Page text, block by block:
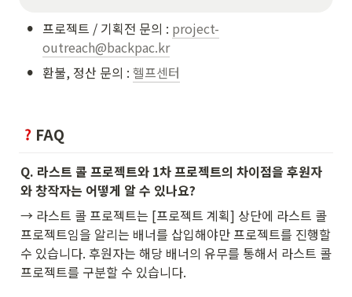
• 프로젝트 / 기획전 문의 : project-
outreach@backpac.kr
• 환불, 정산 문의 : 헬프센터
FAQ
Q. 라스트 콜 프로젝트와 1차 프로젝트의 차이점을 후원자
와 창작자는 어떻게 알 수 있나요?
→ 라스트 콜 프로젝트는 [프로젝트 계획] 상단에 라스트 콜
프로젝트임을 알리는 배너를 삽입해야만 프로젝트를 진행할
수 있습니다. 후원자는 해당 배너의 유무를 통해서 라스트 콜
프로젝트를 구분할 수 있습니다.